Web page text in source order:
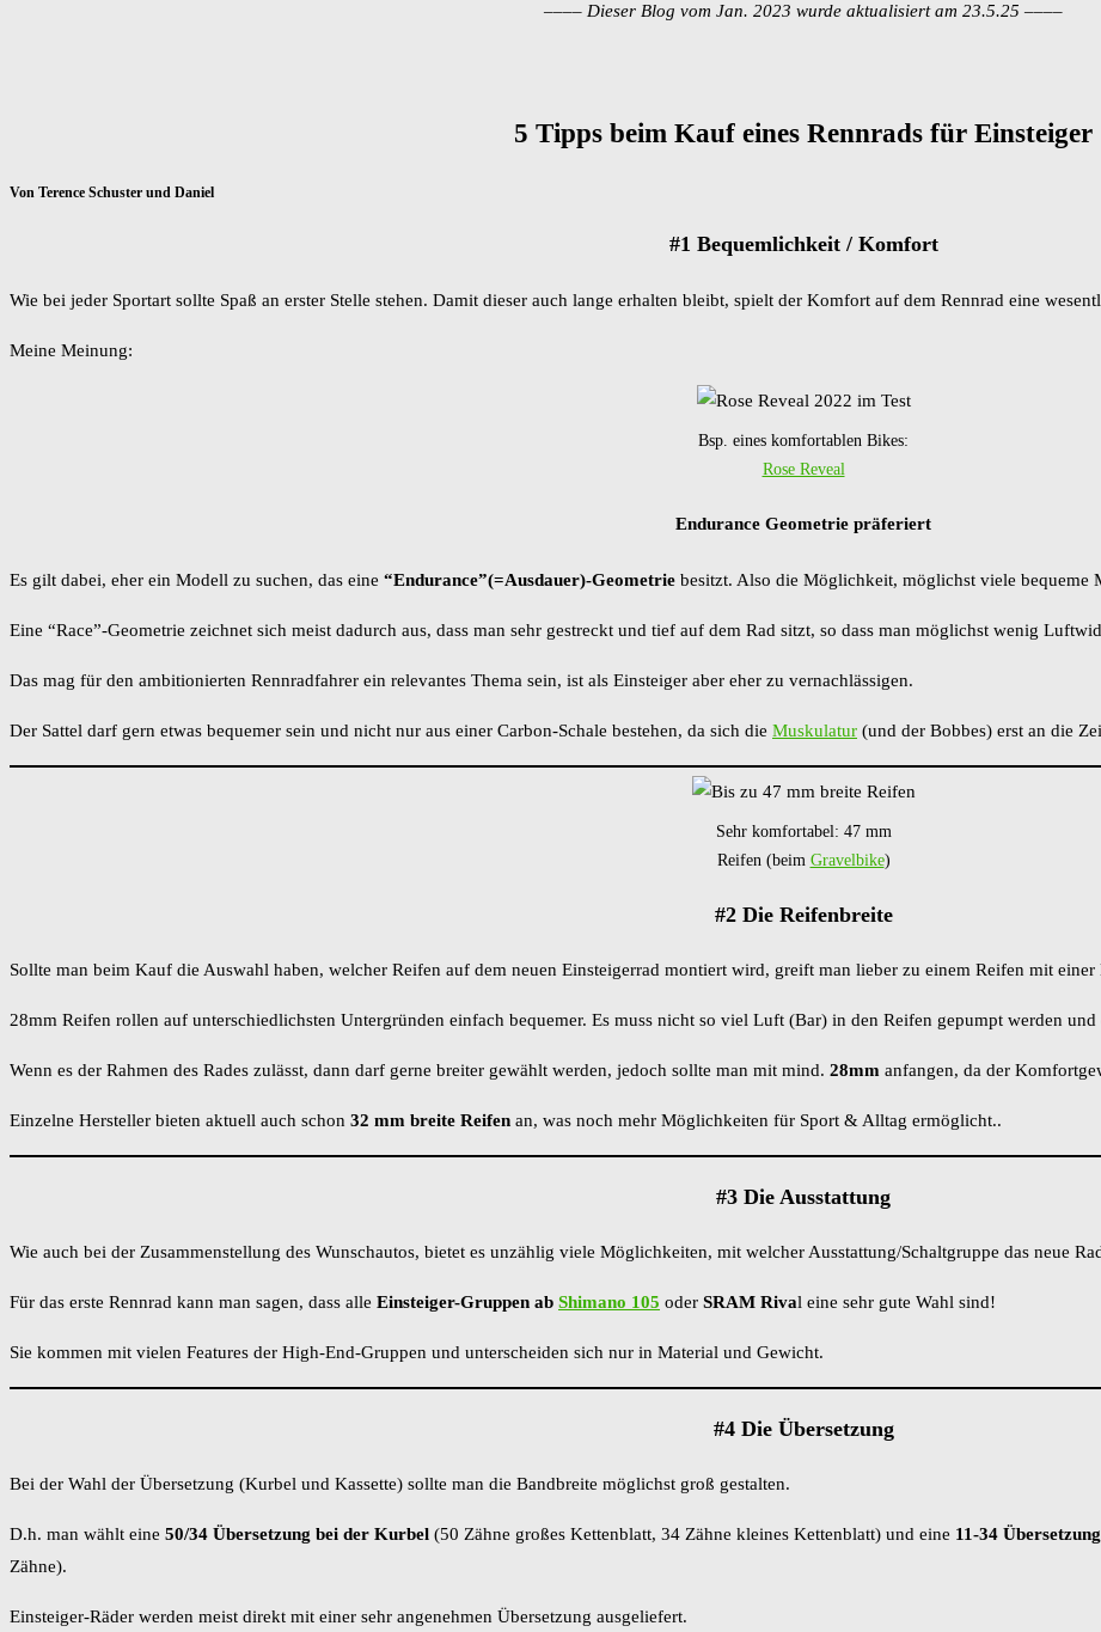
–––– Dieser Blog vom Jan. 2023 wurde aktualisiert am 23.5.25 ––––
5 Tipps beim Kauf eines Rennrads für Einsteiger
Von Terence Schuster und Daniel
#1 Bequemlichkeit / Komfort
Wie bei jeder Sportart sollte Spaß an erster Stelle stehen. Damit dieser auch lange erhalten bleibt, spielt der Komfort auf dem Rennrad eine
Meine Meinung:
Bsp. eines komfortablen Bikes:
Rose Reveal
Endurance Geometrie präferiert
Es gilt dabei, eher ein Modell zu suchen, das eine “Endurance”(=Ausdauer)-Geometrie besitzt. Also die Möglichkeit, möglichst viele bequeme
Eine “Race”-Geometrie zeichnet sich meist dadurch aus, dass man sehr gestreckt und tief auf dem Rad sitzt, so dass man möglichst wenig
Das mag für den ambitionierten Rennradfahrer ein relevantes Thema sein, ist als Einsteiger aber eher zu vernachlässigen.
Der Sattel darf gern etwas bequemer sein und nicht nur aus einer Carbon-Schale bestehen, da sich die Muskulatur (und der Bobbes) erst an die
Sehr komfortabel: 47 mm
Reifen (beim Gravelbike)
#2 Die Reifenbreite
Sollte man beim Kauf die Auswahl haben, welcher Reifen auf dem neuen Einsteigerrad montiert wird, greift man lieber zu einem Reifen mit einer
28mm Reifen rollen auf unterschiedlichsten Untergründen einfach bequemer. Es muss nicht so viel Luft (Bar) in den Reifen gepumpt werden
Wenn es der Rahmen des Rades zulässt, dann darf gerne breiter gewählt werden, jedoch sollte man mit mind. 28mm anfangen, da der
Einzelne Hersteller bieten aktuell auch schon 32 mm breite Reifen an, was noch mehr Möglichkeiten für Sport & Alltag ermöglicht..
#3 Die Ausstattung
Wie auch bei der Zusammenstellung des Wunschautos, bietet es unzählig viele Möglichkeiten, mit welcher Ausstattung/Schaltgruppe das neue
Für das erste Rennrad kann man sagen, dass alle Einsteiger-Gruppen ab Shimano 105 oder SRAM Rival eine sehr gute Wahl sind!
Sie kommen mit vielen Features der High-End-Gruppen und unterscheiden sich nur in Material und Gewicht.
#4 Die Übersetzung
Bei der Wahl der Übersetzung (Kurbel und Kassette) sollte man die Bandbreite möglichst groß gestalten.
D.h. man wählt eine 50/34 Übersetzung bei der Kurbel (50 Zähne großes Kettenblatt, 34 Zähne kleines Kettenblatt) und eine 11-34
Zähne).
Einsteiger-Räder werden meist direkt mit einer sehr angenehmen Übersetzung ausgeliefert.